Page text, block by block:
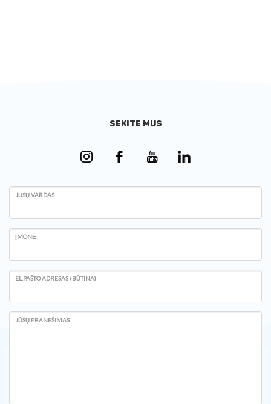
SEKITE MUS
JŪSŲ VARDAS
ĮMONĖ
EL.PAŠTO ADRESAS (BŪTINA)
JŪSŲ PRANEŠIMAS